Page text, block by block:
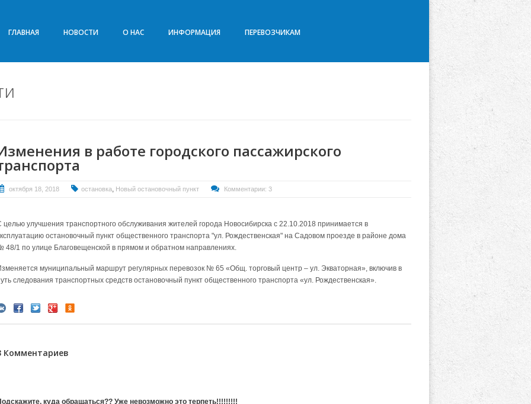
ГЛАВНАЯ НОВОСТИ О НАС ИНФОРМАЦИЯ ПЕРЕВОЗЧИКАМ
в работе городского пассажирского
октября 18, 2018 остановка, Новый остановочный пункт Комментарии: 3
целью улучшения транспортного обслуживания жителей города Новосибирска с 22.10.2018 принимается в
остановочный пункт общественного транспорта "ул. Рождественская" на Садовом проезде в районе дома
48/1 по улице Благовещенской в прямом и обратном направлениях.
муниципальный маршрут регулярных перевозок № 65 «Общ. торговый центр – ул. Экваторная», включив в
следования транспортных средств остановочный пункт общественного транспорта «ул. Рождественская».
Комментариев
куда обращаться?? Уже невозможно это терпеть!!!!!!!!!